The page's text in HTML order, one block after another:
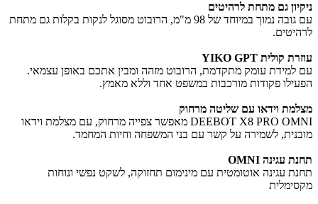
ניקיון גם מתחת לרהיטים
עם גובה נמוך במיוחד של 98 מ"מ, הרובוט מסוגל לנקות בקלות גם מתחת
לרהיטים.
עוזרת קולית YIKO GPT
עם למידת עומק מתקדמת, הרובוט מזהה ומבין אתכם באופן עצמאי.
הפעילו פקודות מורכבות במשפט אחד וללא מאמץ.
מצלמת וידאו עם שליטה מרחוק
DEEBOT X8 PRO OMNI מאפשר צפייה מרחוק, עם מצלמת וידאו
מובנית, לשמירה על קשר עם בני המשפחה וחיות המחמד.
תחנת עגינה OMNI
תחנת עגינה אוטומטית עם מינימום תחזוקה, לשקט נפשי ונוחות
מקסימלית